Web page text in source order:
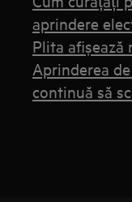
aprindere
Plita afişează
Aprinderea
continuă să